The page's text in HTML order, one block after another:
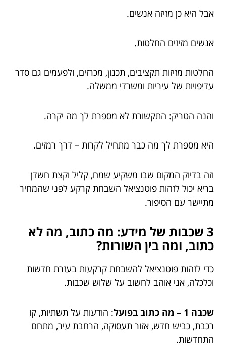
אבל היא כן מזיזה אנשים.
אנשים מזיזים החלטות.
החלטות מזיזות תקציבים, תכנון, מכרזים, ולפעמים גם סדר
עדיפויות של עיריות ומשרדי ממשלה.
והנה הטריק: התקשורת לא מספרת לך מה יקרה.
היא מספרת לך מה כבר מתחיל לקרות – דרך רמזים.
וזה בדיוק המקום שבו משקיע שמח, קליל וקצת חשדן
בריא יכול לזהות פוטנציאל השבחת קרקע לפני שהמחיר
מתיישר עם הסיפור.
3 שכבות של מידע: מה כתוב, מה לא
כתוב, ומה בין השורות?
כדי לזהות פוטנציאל להשבחת קרקעות בעזרת חדשות
וכלכלה, אני אוהב לחשוב על שלוש שכבות.
שכבה 1 – מה כתוב בפועל
: הודעות על תשתיות, קו
רכבת, כביש חדש, אזור תעסוקה, הרחבת עיר, מתחם
התחדשות.